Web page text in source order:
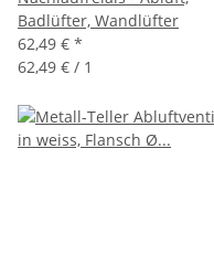
Badlüfter, Wandlüfter
62,49 € *
62,49 € / 1